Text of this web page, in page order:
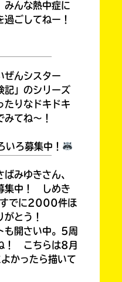
みんな熱中症に
ごしてねー！
ぜんシスター
記」のシリーズ
りなドキドキ
てね～！
いろ募集中！
みゆきさん、
集中！ しめき
でに2000件ほ
とう！
も開さい中。5周
！ こちらは8月
かったら描いて